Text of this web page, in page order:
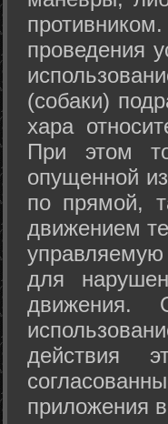
проведения
(собаки)
хара
При этом
опущенной
по прямой,
движением
управляемую
для
движения.
действия
приложения